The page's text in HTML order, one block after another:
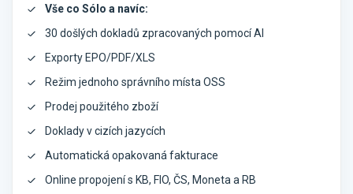
Vše co Sólo a navíc:
30 došlých dokladů zpracovaných pomocí AI
Exporty EPO/PDF/XLS
Režim jednoho správního místa OSS
Prodej použitého zboží
Doklady v cizích jazycích
Automatická opakovaná fakturace
Online propojení s KB, FIO, ČS, Moneta a RB